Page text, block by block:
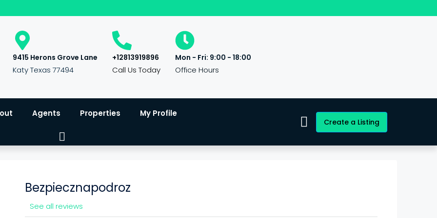
9415 Herons Grove Lane
Katy Texas 77494
+12813919896
Call Us Today
Mon - Fri: 9:00 - 18:00
Office Hours
Agents Properties My Profile
Create a Listing
Bezpiecznapodroz
See all reviews